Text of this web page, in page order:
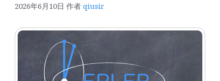
2026年6月10日 作者 qiusir